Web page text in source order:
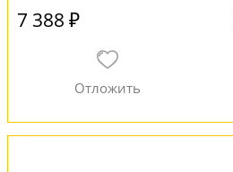
7 388 ₽